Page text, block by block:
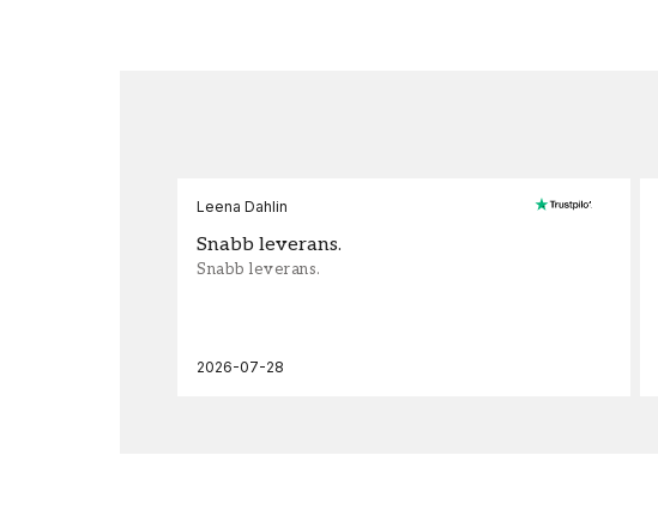
Leena Dahlin
Snabb leverans.
Snabb leverans.
2026-07-28